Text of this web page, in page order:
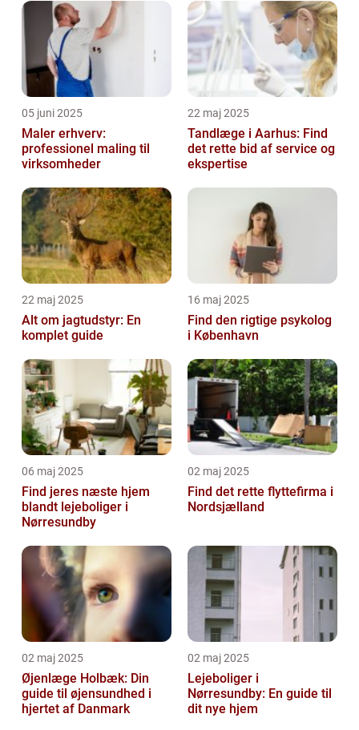
05 juni 2025
Maler erhverv:
professionel maling til
virksomheder
22 maj 2025
Tandlæge i Aarhus: Find
det rette bid af service og
ekspertise
22 maj 2025
Alt om jagtudstyr: En
komplet guide
16 maj 2025
Find den rigtige psykolog
i København
06 maj 2025
Find jeres næste hjem
blandt lejeboliger i
Nørresundby
02 maj 2025
Find det rette flyttefirma i
Nordsjælland
02 maj 2025
Øjenlæge Holbæk: Din
guide til øjensundhed i
hjertet af Danmark
02 maj 2025
Lejeboliger i
Nørresundby: En guide til
dit nye hjem